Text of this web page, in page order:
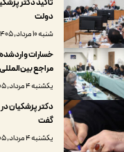
تاکید دکتر
دولت
شنبه ۱۰ مرداد, ۱۴۰۵ | ساعت: ۰۵:۱۲
خسارات
مراجع
یکشنبه ۴ مرداد, ۱۴۰۵ | ساعت: ۱۳:۳۴
دکتر پزشکیان
گفت
یکشنبه ۴ مرداد, ۱۴۰۵ | ساعت: ۱۳:۳۲